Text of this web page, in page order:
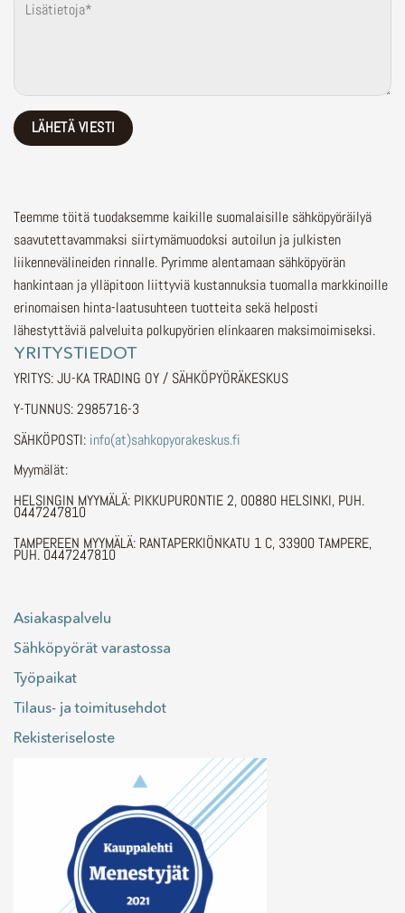
Teemme töitä tuodaksemme kaikille suomalaisille sähköpyöräilyä
saavutettavammaksi siirtymämuodoksi autoilun ja julkisten
liikennevälineiden rinnalle. Pyrimme alentamaan sähköpyörän
hankintaan ja ylläpitoon liittyviä kustannuksia tuomalla markkinoille
erinomaisen hinta-laatusuhteen tuotteita sekä helposti
lähestyttäviä palveluita polkupyörien elinkaaren maksimoimiseksi.
YRITYSTIEDOT
YRITYS: JU-KA TRADING OY / SÄHKÖPYÖRÄKESKUS
Y-TUNNUS: 2985716-3
SÄHKÖPOSTI: info(at)sahkopyorakeskus.fi
Myymälät:
HELSINGIN MYYMÄLÄ: PIKKUPURONTIE 2, 00880 HELSINKI, PUH.
0447247810
TAMPEREEN MYYMÄLÄ: RANTAPERKIÖNKATU 1 C, 33900 TAMPERE,
PUH. 0447247810
Asiakaspalvelu
Sähköpyörät varastossa
Työpaikat
Tilaus- ja toimitusehdot
Rekisteriseloste